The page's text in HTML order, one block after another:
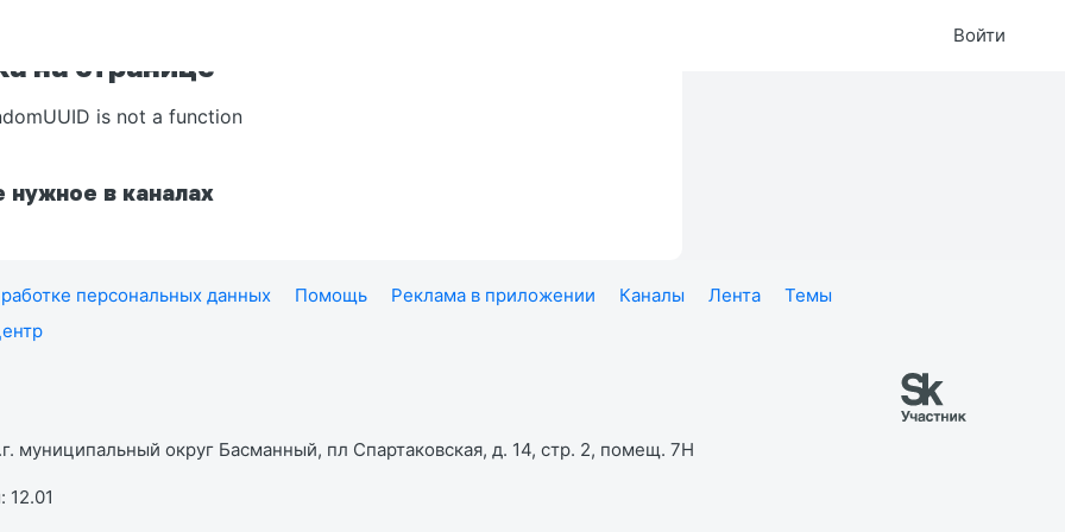
Войти
на странице
is not a function
нужное в каналах
персональных данных Помощь Реклама в приложении Каналы Лента
Темы
муниципальный округ Басманный, пл Спартаковская, д. 14, стр. 2, помещ. 7Н
12.01